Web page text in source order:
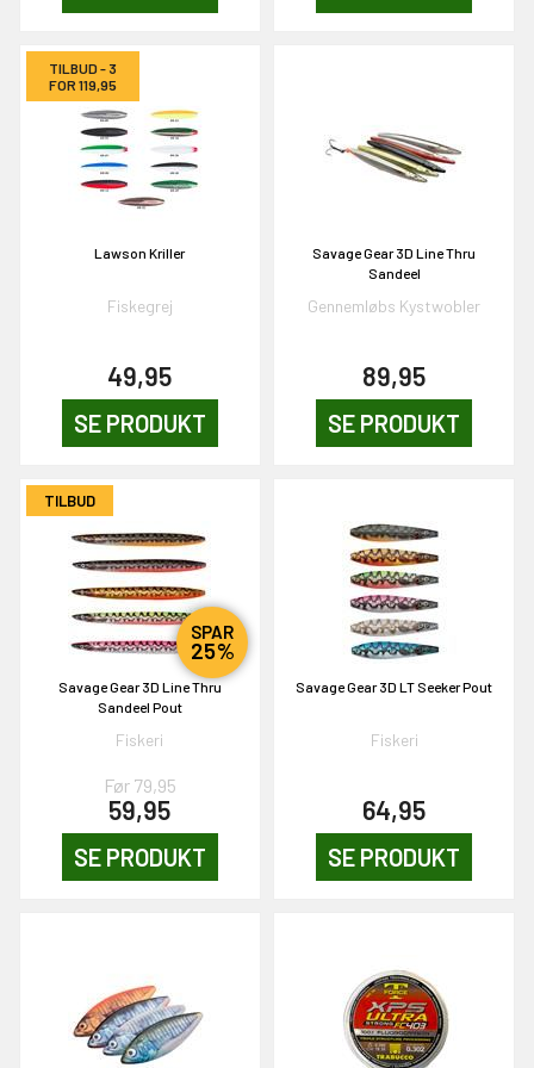
TILBUD - 3
FOR 119,95
Lawson Kriller
Fiskegrej
49,95
SE PRODUKT
Savage Gear 3D Line Thru
Sandeel
Gennemløbs Kystwobler
89,95
SE PRODUKT
TILBUD
SPAR
25%
Savage Gear 3D Line Thru
Sandeel Pout
Fiskeri
Før 79,95
59,95
SE PRODUKT
Savage Gear 3D LT Seeker Pout
Fiskeri
64,95
SE PRODUKT
om et gavekort på
om måneden
VIND!
DELTAG!
NEJ TAK!